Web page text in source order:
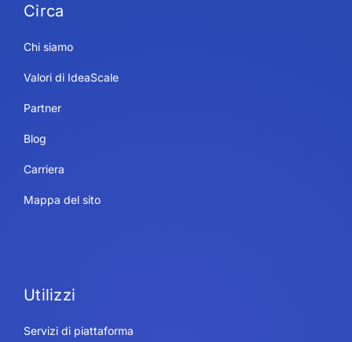
Circa
Chi siamo
Valori di IdeaScale
Partner
Blog
Carriera
Mappa del sito
Utilizzi
Servizi di piattaforma